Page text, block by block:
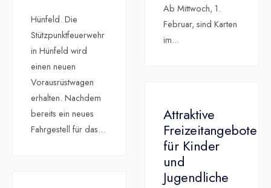
Ab Mittwoch, 1.
Februar, sind Karten
im...
Hünfeld. Die
Stützpunktfeuerwehr
in Hünfeld wird
einen neuen
Vorausrüstwagen
erhalten. Nachdem
bereits ein neues
Fahrgestell für das...
Attraktive
Freizeitangebote
für Kinder
und
Jugendliche